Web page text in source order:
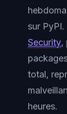
sur
Security,
total,
heures.